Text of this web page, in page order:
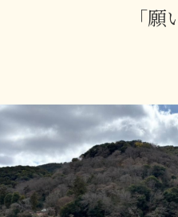
「